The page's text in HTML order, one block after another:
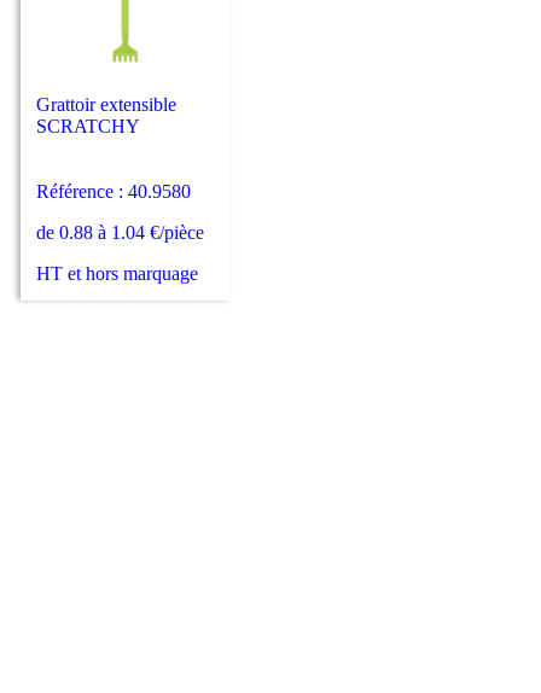
Grattoir extensible
SCRATCHY
Référence : 40.9580
de 0.88 à 1.04 €/pièce
HT et hors marquage